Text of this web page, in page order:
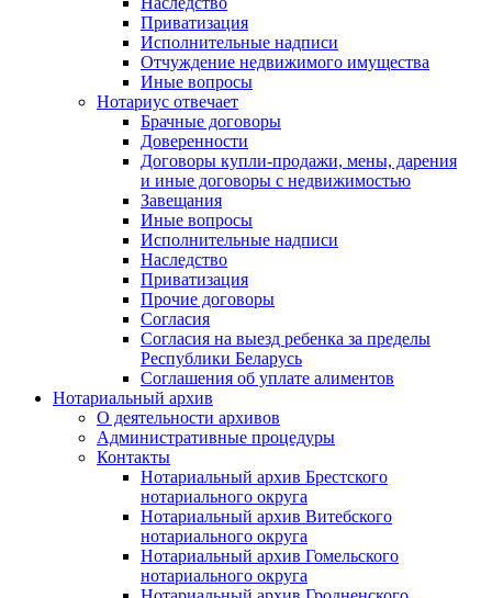
Приватизация
Исполнительные надписи
Отчуждение недвижимого имущества
Иные вопросы
Нотариус отвечает
Брачные договоры
Доверенности
Договоры купли-продажи, мены, дарения
и иные договоры с недвижимостью
Завещания
Иные вопросы
Исполнительные надписи
Наследство
Приватизация
Прочие договоры
Согласия
Согласия на выезд ребенка за пределы
Республики Беларусь
Соглашения об уплате алиментов
Нотариальный архив
О деятельности архивов
Административные процедуры
Контакты
Нотариальный архив Брестского
нотариального округа
Нотариальный архив Витебского
нотариального округа
Нотариальный архив Гомельского
нотариального округа